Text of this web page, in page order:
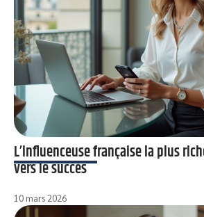
L’influenceuse française la plus
vers le succès
10 mars 2026